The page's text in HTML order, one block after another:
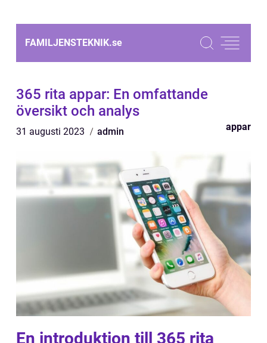
FAMILJENSTEKNIK.se
365 rita appar: En omfattande
översikt och analys
31 augusti 2023 admin appar
En introduktion till 365 rita